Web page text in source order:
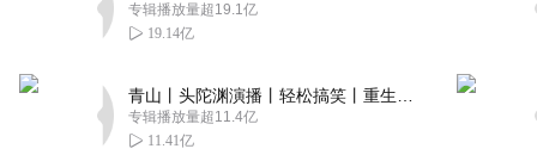
专辑播放量超19.1亿
19.14亿
专辑播放量超11.4亿
11.41亿